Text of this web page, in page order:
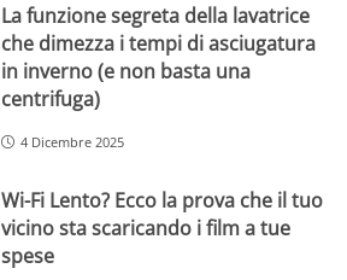
La funzione segreta della lavatrice
che dimezza i tempi di asciugatura
in inverno (e non basta una
centrifuga)
4 Dicembre 2025
Wi-Fi Lento? Ecco la prova che il tuo
vicino sta scaricando i film a tue
spese